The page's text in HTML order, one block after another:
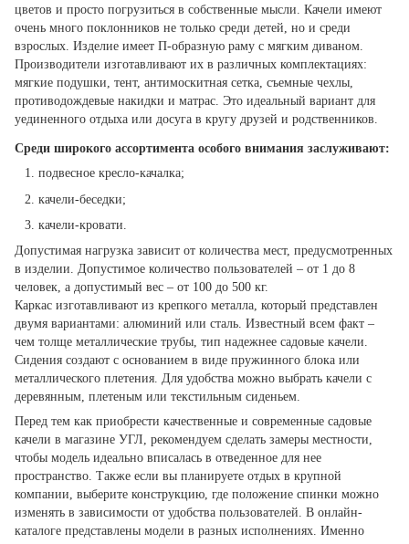
цветов и просто погрузиться в собственные мысли. Качели имеют
очень много поклонников не только среди детей, но и среди
взрослых. Изделие имеет П-образную раму с мягким диваном.
Производители изготавливают их в различных комплектациях:
мягкие подушки, тент, антимоскитная сетка, съемные чехлы,
противодождевые накидки и матрас. Это идеальный вариант для
уединенного отдыха или досуга в кругу друзей и родственников.
Среди широкого ассортимента особого внимания заслуживают:
подвесное кресло-качалка;
качели-беседки;
качели-кровати.
Допустимая нагрузка зависит от количества мест, предусмотренных
в изделии. Допустимое количество пользователей – от 1 до 8
человек, а допустимый вес – от 100 до 500 кг.
Каркас изготавливают из крепкого металла, который представлен
двумя вариантами: алюминий или сталь. Известный всем факт –
чем толще металлические трубы, тип надежнее садовые качели.
Сидения создают с основанием в виде пружинного блока или
металлического плетения. Для удобства можно выбрать качели с
деревянным, плетеным или текстильным сиденьем.
Перед тем как приобрести качественные и современные садовые
качели в магазине УГЛ, рекомендуем сделать замеры местности,
чтобы модель идеально вписалась в отведенное для нее
пространство. Также если вы планируете отдых в крупной
компании, выберите конструкцию, где положение спинки можно
изменять в зависимости от удобства пользователей. В онлайн-
каталоге представлены модели в разных исполнениях. Именно